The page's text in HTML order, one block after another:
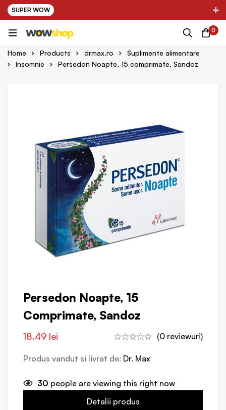
SUPER WOW
✌ Nou! Ultimii parteneri adaugati in platforma:
Farma ✌
0
Home Products drmax.ro
Suplimente alimentare
Insomnie
Persedon Noapte, 15 comprimate, Sandoz
Persedon Noapte, 15
Comprimate, Sandoz
18.49 lei (0 reviewuri)
Produs vandut si livrat de: Dr. Max
30 people are viewing this right now
Detalii produs